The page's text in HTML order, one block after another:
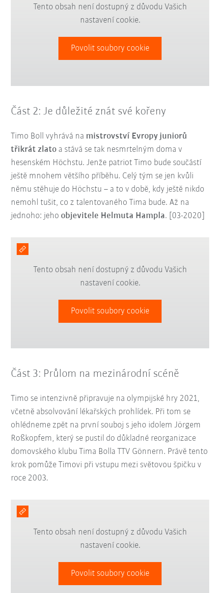
Tento obsah není dostupný z důvodu Vašich
nastavení cookie.
Povolit soubory cookie
Část 2: Je důležité znát své kořeny
Timo Boll vyhrává na mistrovství Evropy juniorů
třikrát zlato a stává se tak nesmrtelným doma v
hesenském Höchstu. Jenže patriot Timo bude součástí
ještě mnohem většího příběhu. Celý tým se jen kvůli
němu stěhuje do Höchstu – a to v době, kdy ještě nikdo
nemohl tušit, co z talentovaného Tima bude. Až na
jednoho: jehoobjevitele Helmuta Hampla. [03-2020]
Tento obsah není dostupný z důvodu Vašich
nastavení cookie.
Povolit soubory cookie
Část 3: Průlom na mezinárodní scéně
Timo se intenzivně připravuje na olympijské hry 2021,
včetně absolvování lékařských prohlídek. Při tom se
ohlédneme zpět na první souboj s jeho idolem Jörgem
Roßkopfem, který se pustil do důkladné reorganizace
domovského klubu Tima Bolla TTV Gönnern. Právě tento
krok pomůže Timovi při vstupu mezi světovou špičku v
roce 2003.
Tento obsah není dostupný z důvodu Vašich
nastavení cookie.
Povolit soubory cookie